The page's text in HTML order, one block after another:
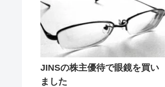
JINSの株主優待で眼鏡を買い
ました